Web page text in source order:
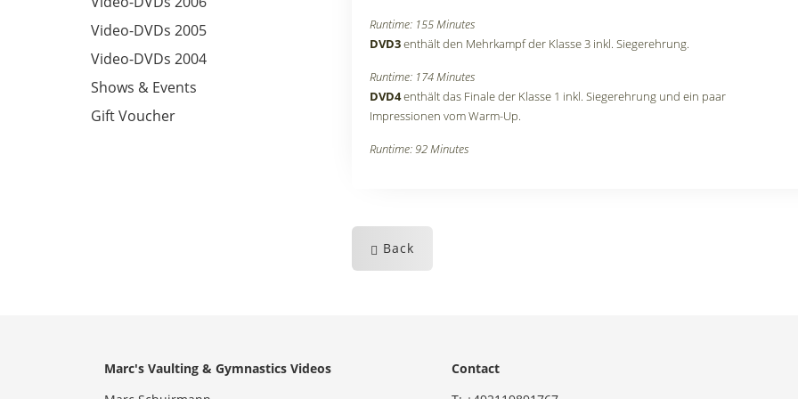
Runtime: 155 Minutes
DVD3enthält den Mehrkampf der Klasse 3 inkl. Siegerehrung.
Runtime: 174 Minutes
DVD4enthält das Finale der Klasse 1 inkl. Siegerehrung und ein paar
Impressionen vom Warm-Up.
Runtime: 92 Minutes
Back
Video-DVDs 2005
Video-DVDs 2004
Shows & Events
Gift Voucher
Marc's Vaulting & Gymnastics Videos
Contact